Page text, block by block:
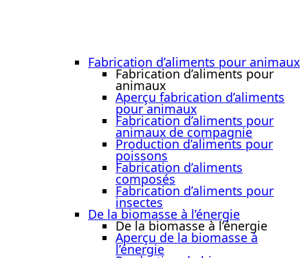
Fabrication d’aliments pour animaux
Fabrication d’aliments pour
animaux
Aperçu fabrication d’aliments
pour animaux
Fabrication d’aliments pour
animaux de compagnie
Production d’aliments pour
poissons
Fabrication d’aliments
composés
Fabrication d’aliments pour
insectes
De la biomasse à l’énergie
De la biomasse à l’énergie
Aperçu de la biomasse à
l’énergie